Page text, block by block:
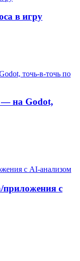
в игру
— на Godot,
приложения с